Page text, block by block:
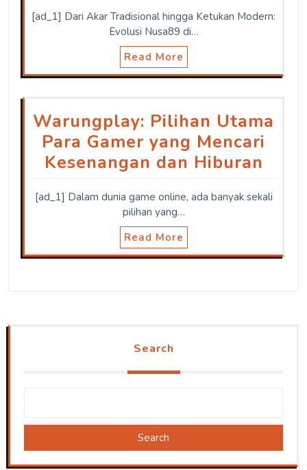
[ad_1] Dari Akar Tradisional hingga Ketukan Modern:
Evolusi Nusa89 di…
Read More
Warungplay: Pilihan Utama
Para Gamer yang Mencari
Kesenangan dan Hiburan
[ad_1] Dalam dunia game online, ada banyak sekali
pilihan yang…
Read More
Search
Search